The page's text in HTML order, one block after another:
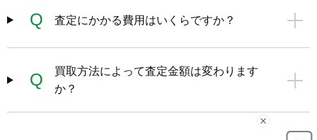
Q 査定にかかる費用はいくらですか？
Q
買取方法によって査定金額は変わります
か？